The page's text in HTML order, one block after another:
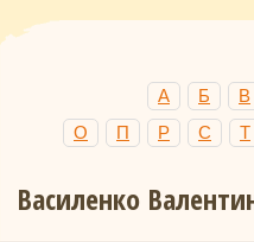
А Б В
О
П Р С Т
Василенко